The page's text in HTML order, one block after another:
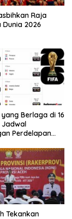
Raja
2026
Berlaga di 16
Jadwal
Perdelapan
Tekankan